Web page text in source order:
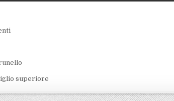
superiore